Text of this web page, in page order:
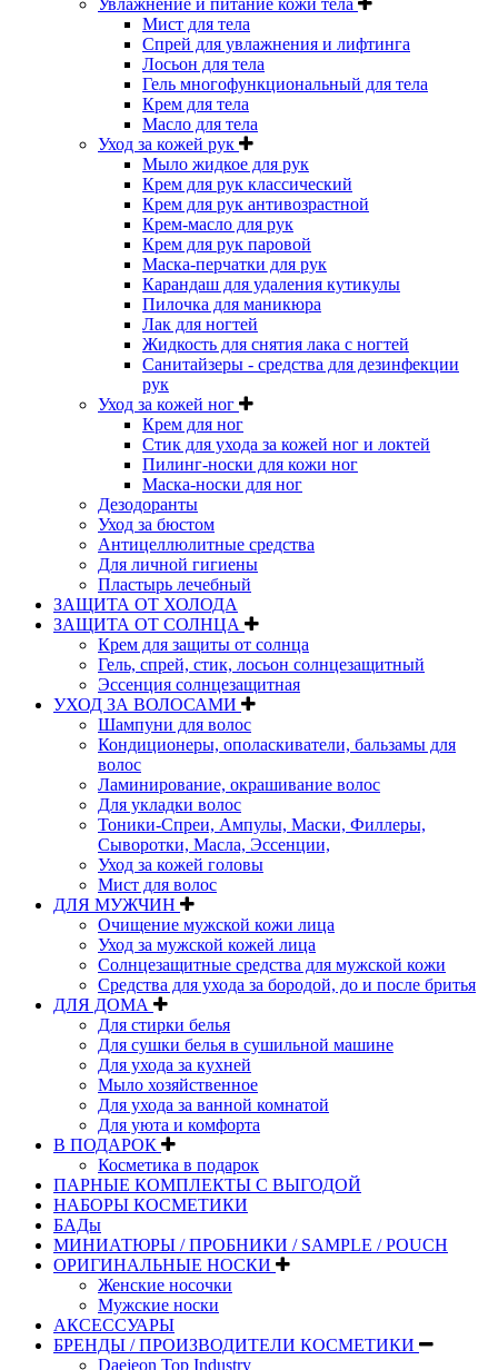
Увлажнение и питание кожи тела
Мист для тела
Спрей для увлажнения и лифтинга
Лосьон для тела
Гель многофункциональный для тела
Крем для тела
Масло для тела
Уход за кожей рук
Мыло жидкое для рук
Крем для рук классический
Крем для рук антивозрастной
Крем-масло для рук
Крем для рук паровой
Маска-перчатки для рук
Карандаш для удаления кутикулы
Пилочка для маникюра
Лак для ногтей
Жидкость для снятия лака с ногтей
Санитайзеры - средства для дезинфекции
рук
Уход за кожей ног
Крем для ног
Стик для ухода за кожей ног и локтей
Пилинг-носки для кожи ног
Маска-носки для ног
Дезодоранты
Уход за бюстом
Антицеллюлитные средства
Для личной гигиены
Пластырь лечебный
ЗАЩИТА ОТ ХОЛОДА
ЗАЩИТА ОТ СОЛНЦА
Крем для защиты от солнца
Гель, спрей, стик, лосьон солнцезащитный
Эссенция солнцезащитная
УХОД ЗА ВОЛОСАМИ
Шампуни для волос
Кондиционеры, ополаскиватели, бальзамы для
волос
Ламинирование, окрашивание волос
Для укладки волос
Тоники-Спреи, Ампулы, Маски, Филлеры,
Сыворотки, Масла, Эссенции,
Уход за кожей головы
Мист для волос
ДЛЯ МУЖЧИН
Очищение мужской кожи лица
Уход за мужской кожей лица
Солнцезащитные средства для мужской кожи
Средства для ухода за бородой, до и после бритья
ДЛЯ ДОМА
Для стирки белья
Для сушки белья в сушильной машине
Для ухода за кухней
Мыло хозяйственное
Для ухода за ванной комнатой
Для уюта и комфорта
В ПОДАРОК
Косметика в подарок
ПАРНЫЕ КОМПЛЕКТЫ С ВЫГОДОЙ
НАБОРЫ КОСМЕТИКИ
БАДы
МИНИАТЮРЫ / ПРОБНИКИ / SAMPLE / POUCH
ОРИГИНАЛЬНЫЕ НОСКИ
Женские носочки
Мужские носки
АКСЕССУАРЫ
БРЕНДЫ / ПРОИЗВОДИТЕЛИ КОСМЕТИКИ
Daejeon Top Industry